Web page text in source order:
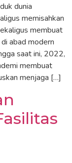
dunia
memisahkan
membuat
abad modern
saat ini, 2022,
membuat
menjaga […]